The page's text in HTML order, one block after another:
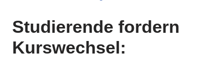
Studierende fordern
Kurswechsel: